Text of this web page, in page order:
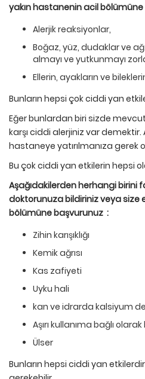
yakın hastanenin acil bölümüne
Alerjik reaksiyonlar,
Boğaz, yüz, dudaklar ve
almayı ve yutkunmayı
Ellerin, ayakların ve
Bunların hepsi çok ciddi yan
Eğer bunlardan biri sizde mevcut
karşı ciddi alerjiniz var
hastaneye yatırılmanıza gerek
Bu çok ciddi yan etkilerin hepsi
Aşağıdakilerden herhangi birini
doktorunuza bildiriniz veya size
bölümüne başvurunuz :
Zihin karışıklığı
Kemik ağrısı
Kas zafiyeti
Uyku hali
kan ve idrarda kalsiyum
Aşırı kullanıma bağlı
Ülser
Bunların hepsi ciddi yan